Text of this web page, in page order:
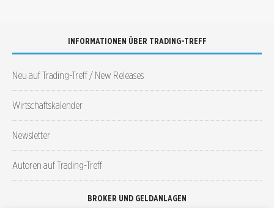
INFORMATIONEN ÜBER TRADING-TREFF
Neu auf Trading-Treff / New Releases
Wirtschaftskalender
Newsletter
Autoren auf Trading-Treff
BROKER UND GELDANLAGEN